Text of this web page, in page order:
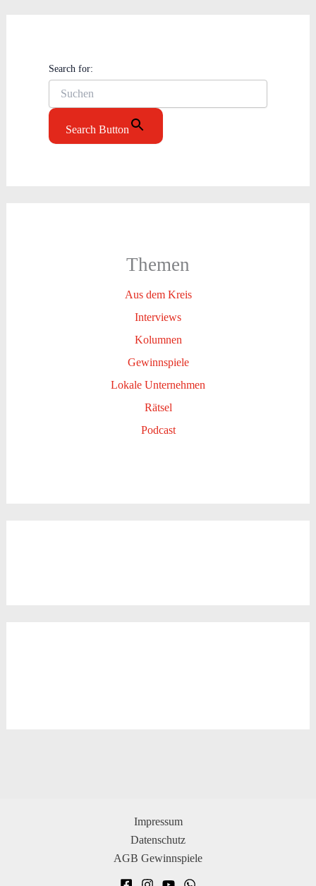
Search for:
Search Button
Themen
Aus dem Kreis
Interviews
Kolumnen
Gewinnspiele
Lokale Unternehmen
Rätsel
Podcast
Impressum
Datenschutz
AGB Gewinnspiele